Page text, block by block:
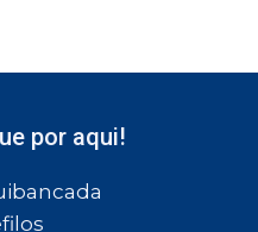
por aqui!